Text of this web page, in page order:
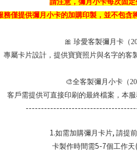
請注意，彌月小卡每次固定
務僅提供彌月小卡的加購印製，並不包含
🎀 珍愛客製彌月卡（
專屬卡片設計，提供寶寶照片與名字的客
🎨全客製彌月小卡（
客戶需提供可直接印刷的最終檔案，本服
1.如需加購彌月卡片, 請提
卡製作時間需5-7個工作天(